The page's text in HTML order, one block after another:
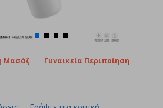
Μασάζ Γυναικεία Περιποίηση